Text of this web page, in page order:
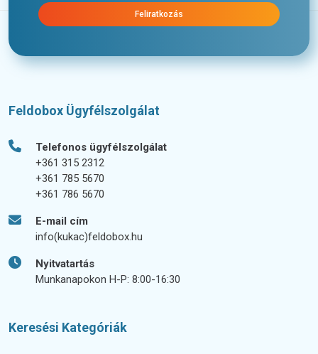
Feliratkozás
Feldobox Ügyfélszolgálat
Telefonos ügyfélszolgálat
+361 315 2312
+361 785 5670
+361 786 5670
E-mail cím
info(kukac)feldobox.hu
Nyitvatartás
Munkanapokon H-P: 8:00-16:30
Keresési Kategóriák